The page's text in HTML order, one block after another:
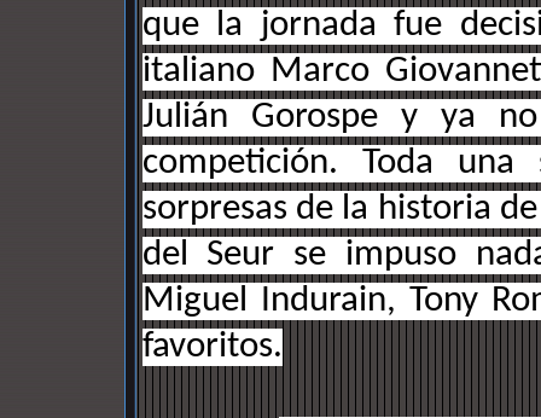
que la jornada fue
italiano Marco
Julián Gorospe y ya
competición. Toda
sorpresas de la historia
del Seur se impuso
Miguel Indurain, Tony
favoritos.